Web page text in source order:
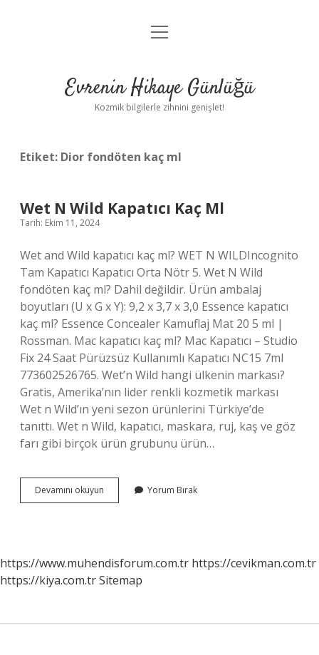
Anasayfa
Yasal Uyarı
menüyü
Evrenin Hikaye Günlüğü
Kozmik bilgilerle zihnini genişlet!
Etiket: Dior fondöten kaç ml
Wet N Wild Kapatıcı Kaç Ml
Tarih: Ekim 11, 2024
Wet and Wild kapatıcı kaç ml? WET N WILDIncognito
Tam Kapatıcı Kapatıcı Orta Nötr 5. Wet N Wild
fondöten kaç ml? Dahil değildir. Ürün ambalaj
boyutları (U x G x Y): 9,2 x 3,7 x 3,0 Essence kapatıcı
kaç ml? Essence Concealer Kamuflaj Mat 20 5 ml |
Rossman. Mac kapatıcı kaç ml? Mac Kapatıcı – Studio
Fix 24 Saat Pürüzsüz Kullanımlı Kapatıcı NC15 7ml
773602526765. Wet’n Wild hangi ülkenin markası?
Gratis, Amerika’nın lider renkli kozmetik markası
Wet n Wild’ın yeni sezon ürünlerini Türkiye’de
tanıttı. Wet n Wild, kapatıcı, maskara, ruj, kaş ve göz
farı gibi birçok ürün grubunu ürün…
Devamını okuyun
N
Yorum Bırak
https://www.muhendisforum.com.tr https://cevikman.com.tr
https://kiya.com.trSitemap